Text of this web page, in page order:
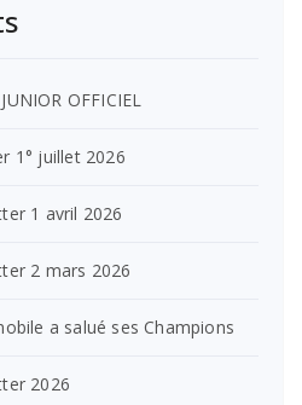
OFFICIEL
1° juillet 2026
1 avril 2026
2 mars 2026
a salué ses Champions
2026